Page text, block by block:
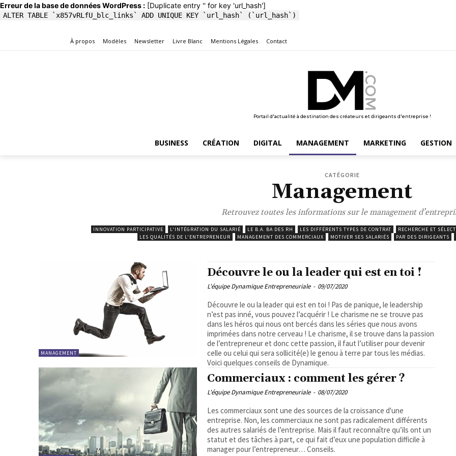
Erreur de la base de données WordPress : [Duplicate entry '' for key 'url_hash']
ALTER TABLE `x857vRLfU_blc_links` ADD UNIQUE KEY `url_hash` (`url_hash`)
À propos Modèles Newsletter Livre Blanc Mentions Légales Contact
Portail d'actualité à destination des créateurs et dirigeants d'entreprise !
BUSINESS CRÉATION DIGITAL MANAGEMENT MARKETING GESTION
CATÉGORIE
Management
Retrouvez toutes les informations sur le management
INNOVATION PARTICIPATIVE L'INTÉGRATION DU SALARIÉ LE B.A. BA DES RH LES DIFFÉRENTS TYPES DE CONTRAT RECHERCHE ET
LES QUALITÉS DE L'ENTREPRENEUR
MANAGEMENT DES COMMERCIAUX MOTIVER SES SALARIÉS PAR DES DIRIGEANTS
MANAGEMENT
Découvre le ou la leader qui est en toi !
L'équipe Dynamique Entrepreneuriale - 09/07/2020
Découvre le ou la leader qui est en toi ! Pas de panique, le leadership
n’est pas inné, vous pouvez l’acquérir ! Le charisme ne se trouve pas
dans les héros qui nous ont bercés dans les séries que nous avons
imprimées dans notre cerveau ! Le charisme, il se trouve dans la passion
de l’entrepreneur et donc cette passion, il faut l’utiliser pour devenir
celle ou celui qui sera sollicité(e) le genou à terre par tous les médias.
Voici quelques conseils de Dynamique.
Commerciaux : comment les gérer ?
L'équipe Dynamique Entrepreneuriale - 08/07/2020
Les commerciaux sont une des sources de la croissance d'une
entreprise. Non, les commerciaux ne sont pas radicalement différents
des autres salariés de l’entreprise. Mais il faut reconnaître qu’ils ont un
statut et des tâches à part, ce qui fait d’eux une population difficile à
manager pour l’entrepreneur… Conseils.